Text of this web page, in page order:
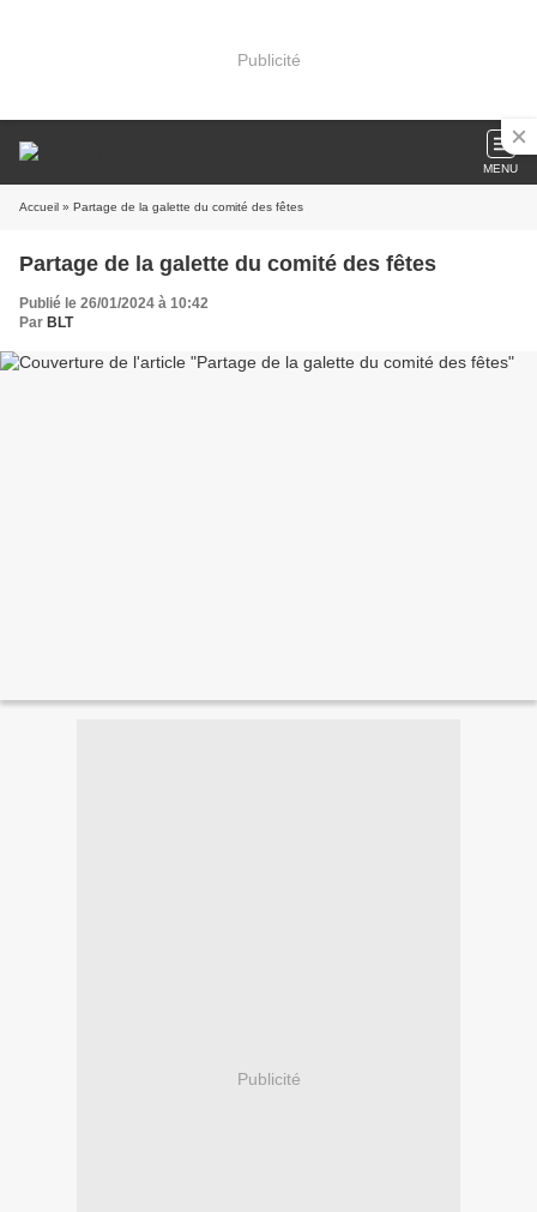
Publicité
MENU
Accueil » Partage de la galette du comité des fêtes
Partage de la galette du comité des fêtes
Publié le 26/01/2024 à 10:42
Par BLT
Publicité